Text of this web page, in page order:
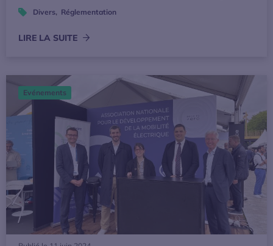
Divers, Réglementation
LIRE LA SUITE
Drive to Zero 2024 : les acteurs de la mobilité
Evénements